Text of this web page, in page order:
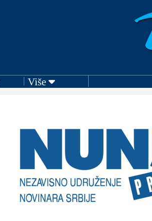
Više